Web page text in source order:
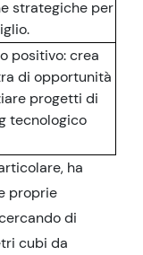
strategiche per
positivo: crea
di opportunità
progetti di
tecnologico
ha
proprie
di
cubi da